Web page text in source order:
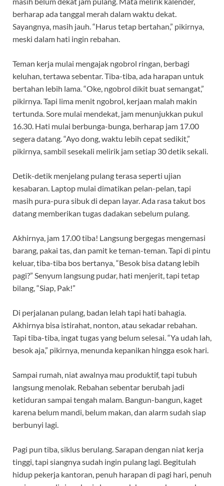
berharap ada tanggal merah dalam waktu dekat.
Sayangnya, masih jauh. “Harus tetap bertahan,” pikirnya,
meski dalam hati ingin rebahan.
Teman kerja mulai mengajak ngobrol ringan, berbagi
keluhan, tertawa sebentar. Tiba-tiba, ada harapan untuk
bertahan lebih lama. “Oke, ngobrol dikit buat semangat,”
pikirnya. Tapi lima menit ngobrol, kerjaan malah makin
tertunda. Sore mulai mendekat, jam menunjukkan pukul
16.30. Hati mulai berbunga-bunga, berharap jam 17.00
segera datang. “Ayo dong, waktu lebih cepat sedikit,”
pikirnya, sambil sesekali melirik jam setiap 30 detik sekali.
Detik-detik menjelang pulang terasa seperti ujian
kesabaran. Laptop mulai dimatikan pelan-pelan, tapi
masih pura-pura sibuk di depan layar. Ada rasa takut bos
datang memberikan tugas dadakan sebelum pulang.
Akhirnya, jam 17.00 tiba! Langsung bergegas mengemasi
barang, pakai tas, dan pamit ke teman-teman. Tapi di pintu
keluar, tiba-tiba bos bertanya, “Besok bisa datang lebih
pagi?” Senyum langsung pudar, hati menjerit, tapi tetap
bilang, “Siap, Pak!”
Di perjalanan pulang, badan lelah tapi hati bahagia.
Akhirnya bisa istirahat, nonton, atau sekadar rebahan.
Tapi tiba-tiba, ingat tugas yang belum selesai. “Ya udah lah,
besok aja,” pikirnya, menunda kepanikan hingga esok hari.
Sampai rumah, niat awalnya mau produktif, tapi tubuh
langsung menolak. Rebahan sebentar berubah jadi
ketiduran sampai tengah malam. Bangun-bangun, kaget
karena belum mandi, belum makan, dan alarm sudah siap
berbunyi lagi.
Pagi pun tiba, siklus berulang. Sarapan dengan niat kerja
tinggi, tapi siangnya sudah ingin pulang lagi. Begitulah
hidup pekerja kantoran, penuh harapan di pagi hari, penuh